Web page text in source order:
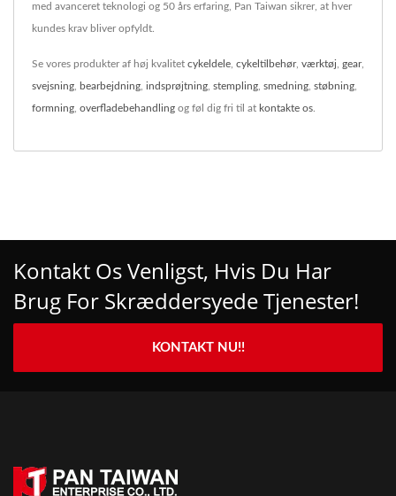
med avanceret teknologi og 50 års erfaring, Pan Taiwan sikrer, at hver
kundes krav bliver opfyldt.
Se vores produkter af høj kvalitet cykeldele cykeltilbehør, værktøj gear,
svejsning bearbejdning indsprøjtning stempling smedning støbning
formning overfladebehandling og føl dig fri til at kontakte os
Kontakt Os Venligst, Hvis Du Har
Brug For Skræddersyede Tjenester!
KONTAKT NU!!